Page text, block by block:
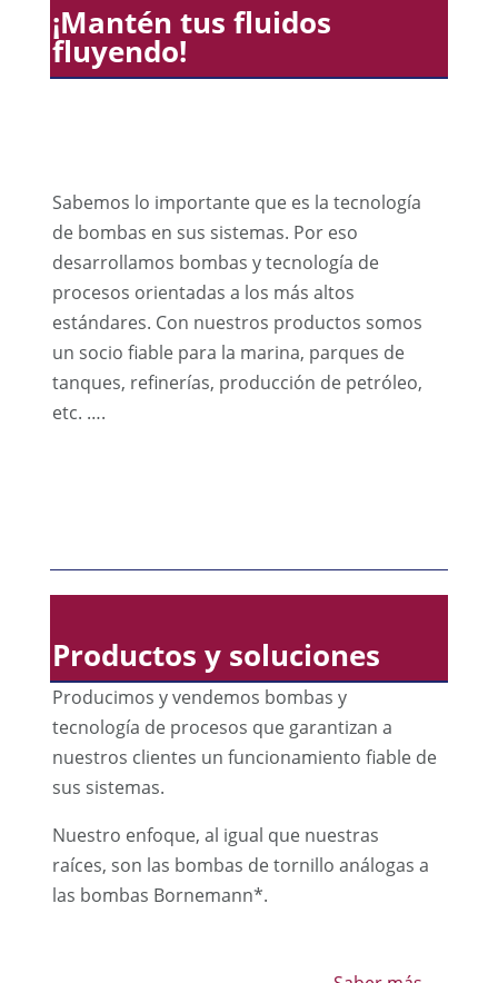
¡Mantén tus fluidos
fluyendo!
Sabemos lo importante que es la tecnología
de bombas en sus sistemas. Por eso
desarrollamos bombas y tecnología de
procesos orientadas a los más altos
estándares. Con nuestros productos somos
un socio fiable para la marina, parques de
tanques, refinerías, producción de petróleo,
etc. ….
Productos y soluciones
Producimos y vendemos bombas y
tecnología de procesos que garantizan a
nuestros clientes un funcionamiento fiable de
sus sistemas.
Nuestro enfoque, al igual que nuestras
raíces, son las bombas de tornillo análogas a
las bombas Bornemann*.